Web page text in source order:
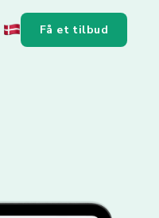
Få et tilbud